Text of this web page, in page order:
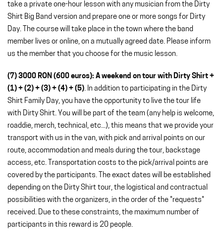
take a private one-hour lesson with any musician from the Dirty
Shirt Big Band version and prepare one or more songs for Dirty
Day. The course will take place in the town where the band
member lives or online, on a mutually agreed date. Please inform
us the member that you choose for the music lesson.
(7) 3000 RON (600 euros): A weekend on tour with Dirty Shirt +
(1) + (2) + (3) + (4) + (5). In addition to participating in the Dirty
Shirt Family Day, you have the opportunity to live the tour life
with Dirty Shirt. You will be part of the team (any help is welcome,
roaddie, merch, technical, etc...), this means that we provide your
transport with us in the van, with pick and arrival points on our
route, accommodation and meals during the tour, backstage
access, etc. Transportation costs to the pick/arrival points are
covered by the participants. The exact dates will be established
depending on the Dirty Shirt tour, the logistical and contractual
possibilities with the organizers, in the order of the "requests"
received. Due to these constraints, the maximum number of
participants in this reward is 20 people.